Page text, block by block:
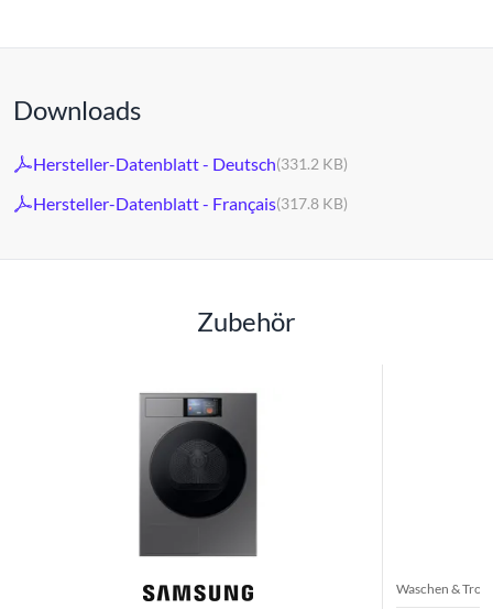
Downloads
Hersteller-Datenblatt - Deutsch(331.2 KB)
Hersteller-Datenblatt - Français(317.8 KB)
Zubehör
Waschen &